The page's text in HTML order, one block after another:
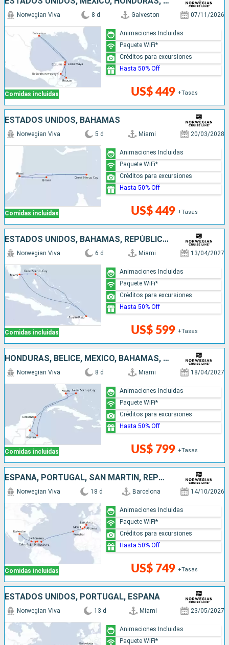
Comidas incluidas
Norwegian Viva 8 d Galveston 07/11/2026
US$ 449 +Tasas
Animaciones Incluidas
Paquete WiFi*
Créditos para excursiones
Hasta 50% Off
ESTADOS UNIDOS, BAHAMAS
Comidas incluidas
Norwegian Viva 5 d Miami 20/03/2028
US$ 449 +Tasas
Animaciones Incluidas
Paquete WiFi*
Créditos para excursiones
Hasta 50% Off
ESTADOS UNIDOS, BAHAMAS, REPÚBLICA DOMINICANA
Comidas incluidas
Norwegian Viva 6 d Miami 13/04/2027
US$ 599 +Tasas
Animaciones Incluidas
Paquete WiFi*
Créditos para excursiones
Hasta 50% Off
HONDURAS, BELICE, MÉXICO, BAHAMAS, ESTADOS UNIDOS
Comidas incluidas
Norwegian Viva 8 d Miami 18/04/2027
US$ 799 +Tasas
Animaciones Incluidas
Paquete WiFi*
Créditos para excursiones
Hasta 50% Off
ESPAÑA, PORTUGAL, SAN MARTÍN, REPÚBLICA DOMINICANA, JAMAICA, ESTADOS UNIDOS
Comidas incluidas
Norwegian Viva 18 d Barcelona 14/10/2026
US$ 749 +Tasas
Animaciones Incluidas
Paquete WiFi*
Créditos para excursiones
Hasta 50% Off
ESTADOS UNIDOS, PORTUGAL, ESPAÑA
Norwegian Viva 13 d Miami 23/05/2027
Animaciones Incluidas
Paquete WiFi*